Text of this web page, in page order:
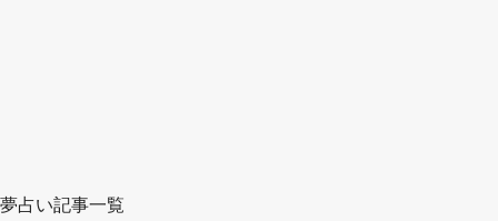
夢占い記事一覧